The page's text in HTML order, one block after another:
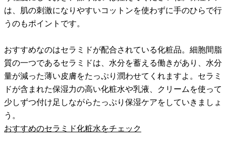
は、肌の刺激になりやすいコットンを使わずに手のひらで行
うのもポイントです。
おすすめなのはセラミドが配合されている化粧品。細胞間脂
質の一つであるセラミドは、水分を蓄える働きがあり、水分
量が減った薄い皮膚をたっぷり潤わせてくれますよ。セラミ
ドが含まれた保湿力の高い化粧水や乳液、クリームを使って
少しずつ付け足しながらたっぷり保湿ケアをしていきましょ
う。
おすすめのセラミド化粧水をチェック